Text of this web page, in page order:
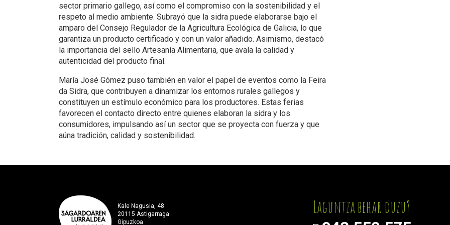
sector primario gallego, así como el compromiso con la sostenibilidad y el
respeto al medio ambiente. Subrayó que la sidra puede elaborarse bajo el
amparo del Consejo Regulador de la Agricultura Ecológica de Galicia, lo que
garantiza un producto certificado y con un valor añadido. Asimismo, destacó
la importancia del sello Artesanía Alimentaria, que avala la calidad y
autenticidad del producto final.
María José Gómez puso también en valor el papel de eventos como la Feira
da Sidra, que contribuyen a dinamizar los entornos rurales gallegos y
constituyen un estímulo económico para los productores. Estas ferias
favorecen el contacto directo entre quienes elaboran la sidra y los
consumidores, impulsando así un sector que se proyecta con fuerza y que
aúna tradición, calidad y sostenibilidad.
Kale Nagusia, 48
20115 Astigarraga
Gipuzkoa
Laguntza behar duzu?